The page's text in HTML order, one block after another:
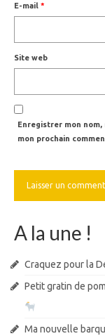
E-mail *
Site web
Enregistrer mon
mon prochain
A la une !
Craquez pour la
Petit gratin de
Ma nouvelle